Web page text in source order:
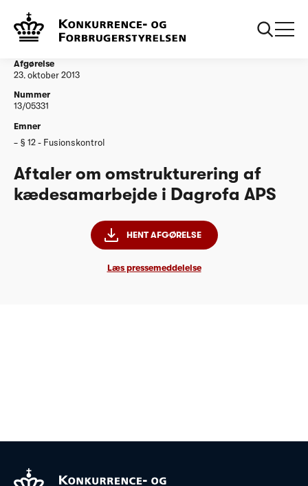
Afgørelser
kaedesamarbejde i Dagrofa APS
Afgørelse
23. oktober 2013
Nummer
13/05331
Emner
§ 12 - Fusionskontrol
Aftaler om omstrukturering af
kædesamarbejde i Dagrofa APS
HENT AFGØRELSE
Læs pressemeddelelse